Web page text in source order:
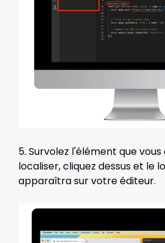
5. Survolez l'élément que
localiser, cliquez dessus et le
apparaîtra sur votre éditeur.